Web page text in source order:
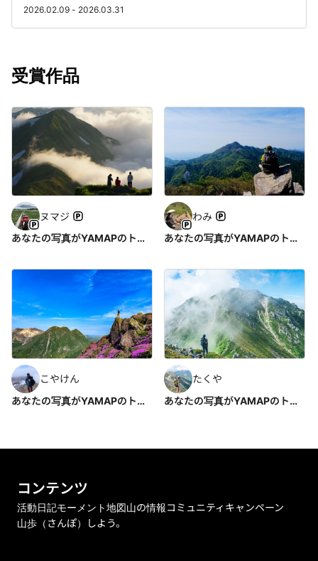
2026.02.09 - 2026.03.31
受賞作品
ヌマジ
あなたの写真がYAMAPのトップを飾る？写真投稿キャンペーン2023
わみ
あなたの写真がYAMAPのトップを飾る？写真投稿キャンペーン2023
こやけん
あなたの写真がYAMAPのトップを飾る？写真投稿キャンペーン2023
たくや
あなたの写真がYAMAPのトップを飾る？写真投稿キャンペーン2023
コンテンツ
活動日記モーメント地図山の情報コミュニティ キャンペーン
山歩（さんぽ）しよう。